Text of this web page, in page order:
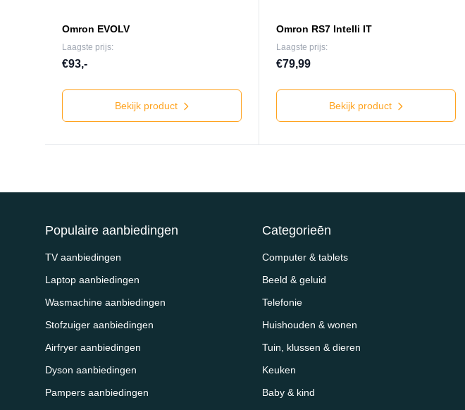
Omron EVOLV
Laagste prijs:
€93,-
Bekijk product
Omron RS7 Intelli IT
Laagste prijs:
€79,99
Bekijk product
Populaire aanbiedingen
TV aanbiedingen
Laptop aanbiedingen
Wasmachine aanbiedingen
Stofzuiger aanbiedingen
Airfryer aanbiedingen
Dyson aanbiedingen
Pampers aanbiedingen
Categorieēn
Computer & tablets
Beeld & geluid
Telefonie
Huishouden & wonen
Tuin, klussen & dieren
Keuken
Baby & kind